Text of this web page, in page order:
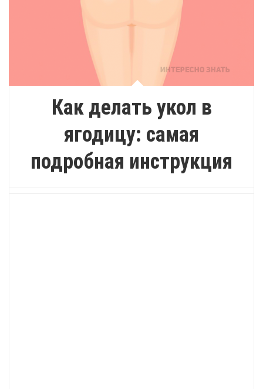
Как делать укол в
ягодицу: самая
подробная инструкция